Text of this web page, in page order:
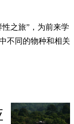
之旅”，为前来学
不同的物种和相关